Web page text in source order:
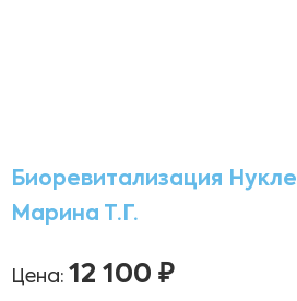
Биоревитализация
Марина Т.Г.
Цена: 12 100 ₽